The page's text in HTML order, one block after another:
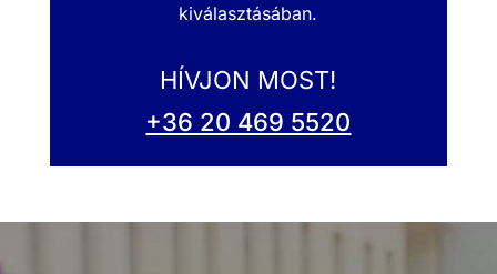
kiválasztásában.
HÍVJON MOST!
+36 20 469 5520